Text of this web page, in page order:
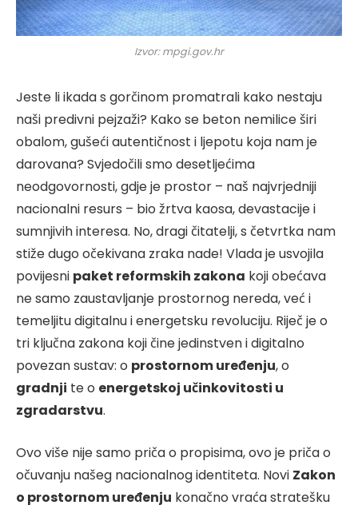
Izvor: mpgi.gov.hr
Jeste li ikada s gorčinom promatrali kako nestaju
naši predivni pejzaži? Kako se beton nemilice širi
obalom, gušeći autentičnost i ljepotu koja nam je
darovana? Svjedočili smo desetljećima
neodgovornosti, gdje je prostor – naš najvrjedniji
nacionalni resurs – bio žrtva kaosa, devastacije i
sumnjivih interesa. No, dragi čitatelji, s četvrtka nam
stiže dugo očekivana zraka nade! Vlada je usvojila
povijesni paket reformskih zakona koji obećava
ne samo zaustavljanje prostornog nereda, već i
temeljitu digitalnu i energetsku revoluciju. Riječ je o
tri ključna zakona koji čine jedinstven i digitalno
povezan sustav: o prostornom uređenju, o
gradnji te o energetskoj učinkovitosti u
zgradarstvu.
Ovo više nije samo priča o propisima, ovo je priča o
očuvanju našeg nacionalnog identiteta. Novi Zakon
o prostornom uređenju konačno vraća stratešku